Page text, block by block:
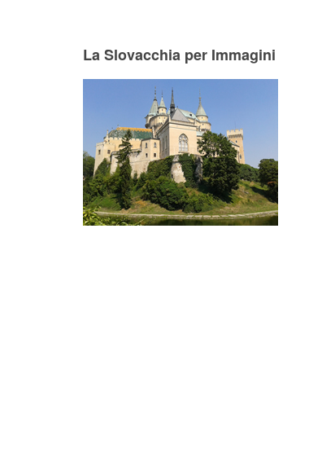
La Slovacchia per Immagini